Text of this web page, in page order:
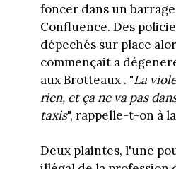
foncer dans un
Confluence. Des
dépechés sur place
commençait a
aux Brotteaux . "La
rien, et ça ne va pas
taxis", rappelle-t-on à
Deux plaintes, l'une